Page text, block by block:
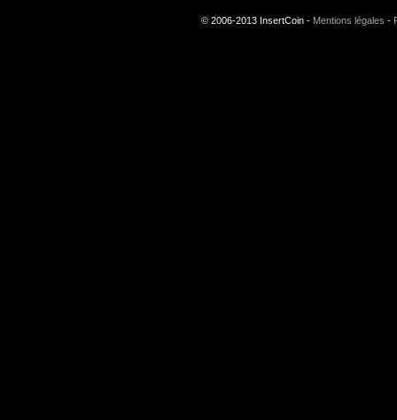
© 2006-2013 InsertCoin - Mentions légales -